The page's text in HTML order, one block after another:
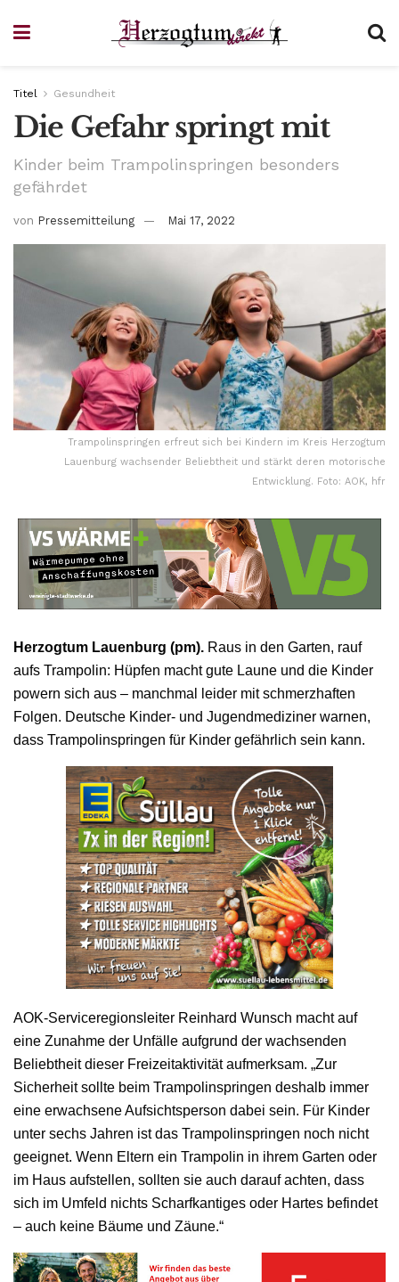
Titel Gesundheit
Die Gefahr springt mit
Kinder beim Trampolinspringen besonders
gefährdet
von Pressemitteilung Mai 17, 2022
Trampolinspringen erfreut sich bei Kindern im Kreis Herzogtum
Lauenburg wachsender Beliebtheit und stärkt deren motorische
Entwicklung. Foto: AOK, hfr
Herzogtum Lauenburg (pm). Raus in den Garten, rauf
aufs Trampolin: Hüpfen macht gute Laune und die Kinder
powern sich aus – manchmal leider mit schmerzhaften
Folgen. Deutsche Kinder- und Jugendmediziner warnen,
dass Trampolinspringen für Kinder gefährlich sein kann.
AOK-Serviceregionsleiter Reinhard Wunsch macht auf
eine Zunahme der Unfälle aufgrund der wachsenden
Beliebtheit dieser Freizeitaktivität aufmerksam. „Zur
Sicherheit sollte beim Trampolinspringen deshalb immer
eine erwachsene Aufsichtsperson dabei sein. Für Kinder
unter sechs Jahren ist das Trampolinspringen noch nicht
geeignet. Wenn Eltern ein Trampolin in ihrem Garten oder
im Haus aufstellen, sollten sie auch darauf achten, dass
sich im Umfeld nichts Scharfkantiges oder Hartes befindet
– auch keine Bäume und Zäune.“